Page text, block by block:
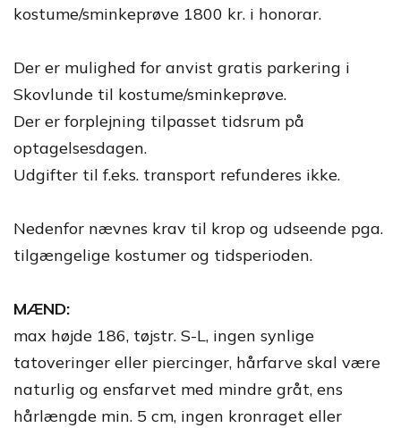
kostume/sminkeprøve 1800 kr. i honorar.
Der er mulighed for anvist gratis parkering i
Skovlunde til kostume/sminkeprøve.
Der er forplejning tilpasset tidsrum på
optagelsesdagen.
Udgifter til f.eks. transport refunderes ikke.
Nedenfor nævnes krav til krop og udseende pga.
tilgængelige kostumer og tidsperioden.
MÆND:
max højde 186, tøjstr. S-L, ingen synlige
tatoveringer eller piercinger, hårfarve skal være
naturlig og ensfarvet med mindre gråt, ens
hårlængde min. 5 cm, ingen kronraget eller